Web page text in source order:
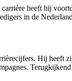
heeft hij
in de
Hij heeft